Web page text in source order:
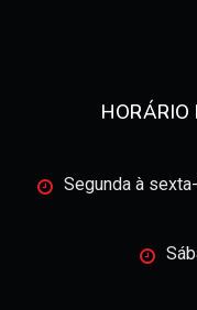
HORÁRIO
Segunda à